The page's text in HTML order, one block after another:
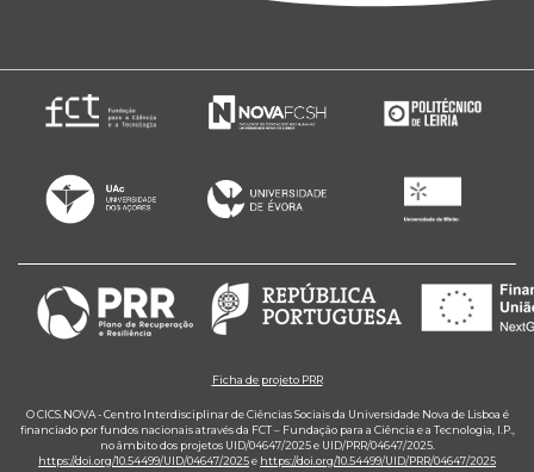
Ficha de projeto PRR
O CICS.NOVA - Centro Interdisciplinar de Ciências Sociais da Universidade Nova de Lisboa é
financiado por fundos nacionais através da FCT – Fundação para a Ciência e a Tecnologia, I.P.,
no âmbito dos projetos UID/04647/2025 e UID/PRR/04647/2025.
https://doi.org/10.54499/UID/04647/2025e https://doi.org/10.54499/UID/PRR/04647/2025